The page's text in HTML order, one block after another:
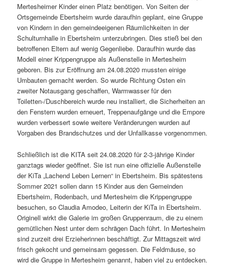
Mertesheimer Kinder einen Platz benötigen. Von Seiten der
Ortsgemeinde Ebertsheim wurde daraufhin geplant, eine Gruppe
von Kindern in den gemeindeeigenen Räumlichkeiten in der
Schulturnhalle in Ebertsheim unterzubringen. Dies stieß bei den
betroffenen Eltern auf wenig Gegenliebe. Daraufhin wurde das
Modell einer Krippengruppe als Außenstelle in Mertesheim
geboren. Bis zur Eröffnung am 24.08.2020 mussten einige
Umbauten gemacht werden. So wurde Richtung Osten ein
zweiter Notausgang geschaffen, Warmwasser für den
Toiletten-/Duschbereich wurde neu installiert, die Sicherheiten an
den Fenstern wurden erneuert, Treppenaufgänge und die Empore
wurden verbessert sowie weitere Veränderungen wurden auf
Vorgaben des Brandschutzes und der Unfallkasse vorgenommen.
Schließlich ist die KITA seit 24.08.2020 für 2-3-jährige Kinder
ganztags wieder geöffnet. Sie ist nun eine offizielle Außenstelle
der KiTa „Lachend Leben Lernen“ in Ebertsheim. Bis spätestens
Sommer 2021 sollen dann 15 Kinder aus den Gemeinden
Ebertsheim, Rodenbach, und Mertesheim die Krippengruppe
besuchen, so Claudia Amodeo, Leiterin der KiTa in Ebertsheim.
Originell wirkt die Galerie im großen Gruppenraum, die zu einem
gemütlichen Nest unter dem schrägen Dach führt. In Mertesheim
sind zurzeit drei Erzieherinnen beschäftigt. Zur Mittagszeit wird
frisch gekocht und gemeinsam gegessen. Die Feldmäuse, so
wird die Gruppe in Mertesheim genannt, haben viel zu entdecken.